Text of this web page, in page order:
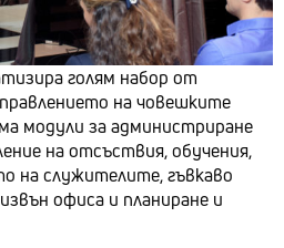
голям набор от
на човешките
модули за администриране
на отсъствия, обучения,
на служителите, гъвкаво
офиса и планиране и